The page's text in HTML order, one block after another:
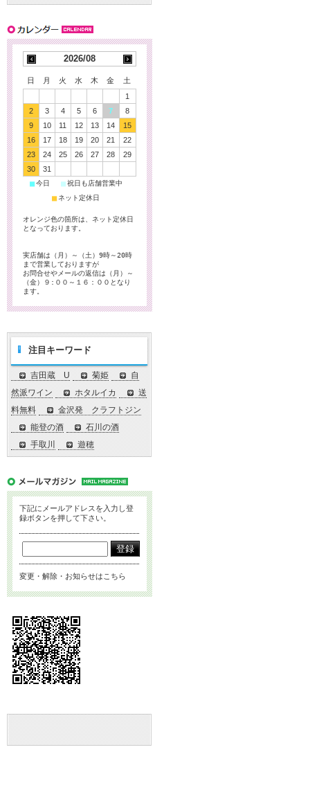
2026/08
日 月 火 水 木 金
土
1
2
3 4 5 6 7
8
9
10 11 12 13 14
15
16
17 18 19 20 21
22
23
24 25 26 27 28
29
30
31
■今日 ■祝日も店舗営業中
■ネット定休日
オレンジ色の箇所は、ネット定休日
となっております。
実店舗は（月）～（土）9時～20時
まで営業しておりますが
お問合せやメールの返信は（月）～
（金）９:００～１６：００となり
ます。
注目キーワード
吉田蔵 U 菊姫
自
然派ワイン
ホタルイカ
送
料無料
金沢発 クラフトジン
能登の酒
石川の酒
手取川
遊穂
下記にメールアドレスを入力し登
録ボタンを押して下さい。
変更・解除・お知らせはこちら